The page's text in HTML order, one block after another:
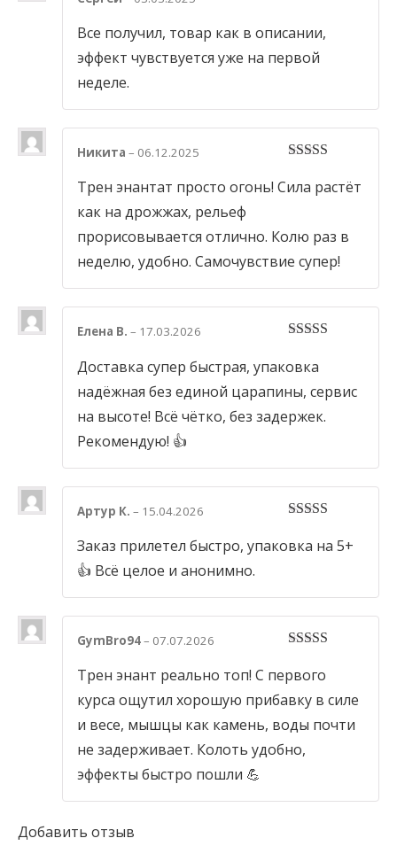
Все получил, товар как в описании,
эффект чувствуется уже на первой
неделе.
Никита – 06.12.2025
Трен энантат просто огонь! Сила растёт
как на дрожжах, рельеф
прорисовывается отлично. Колю раз в
неделю, удобно. Самочувствие супер!
Елена В. – 17.03.2026
Доставка супер быстрая, упаковка
надёжная без единой царапины, сервис
на высоте! Всё чётко, без задержек.
Рекомендую! 👍
Артур К. – 15.04.2026
Заказ прилетел быстро, упаковка на 5+
👍 Всё целое и анонимно.
GymBro94– 07.07.2026
Трен энант реально топ! С первого
курса ощутил хорошую прибавку в силе
и весе, мышцы как камень, воды почти
не задерживает. Колоть удобно,
эффекты быстро пошли 💪
Добавить отзыв